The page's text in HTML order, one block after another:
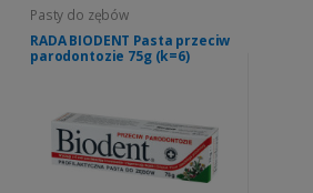
Pasty do zębów
RADA BIODENT Pasta przeciw
parodontozie 75g (k=6)